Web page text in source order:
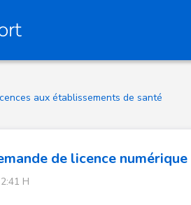
aux établissements de santé
de licence
H